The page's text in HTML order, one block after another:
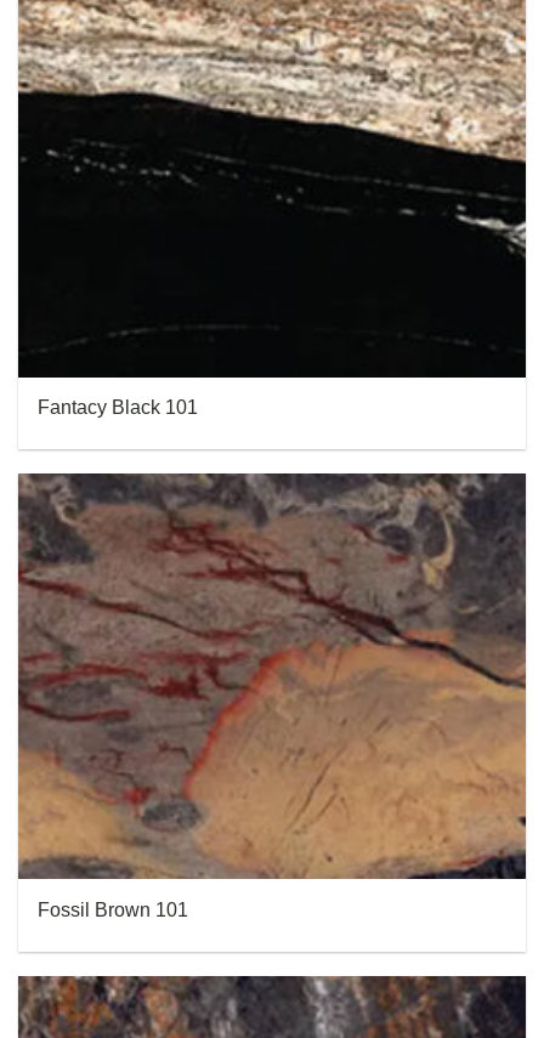
Fantacy Black 101
Fossil Brown 101